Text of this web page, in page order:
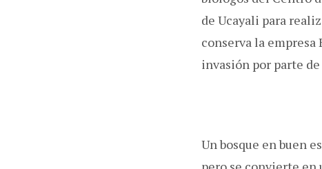
de Ucayali para
conserva la
invasión por parte
Un bosque en buen